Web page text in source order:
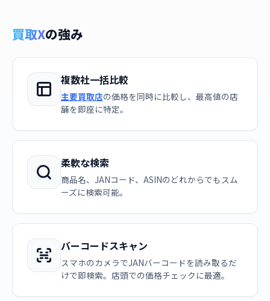
買取Xの強み
複数社一括比較
主要買取店の価格を同時に比較し、最高値の店
舗を即座に特定。
柔軟な検索
商品名、JANコード、ASINのどれからでもスム
ーズに検索可能。
バーコードスキャン
スマホのカメラでJANバーコードを読み取るだ
けで即検索。店頭での価格チェックに最適。